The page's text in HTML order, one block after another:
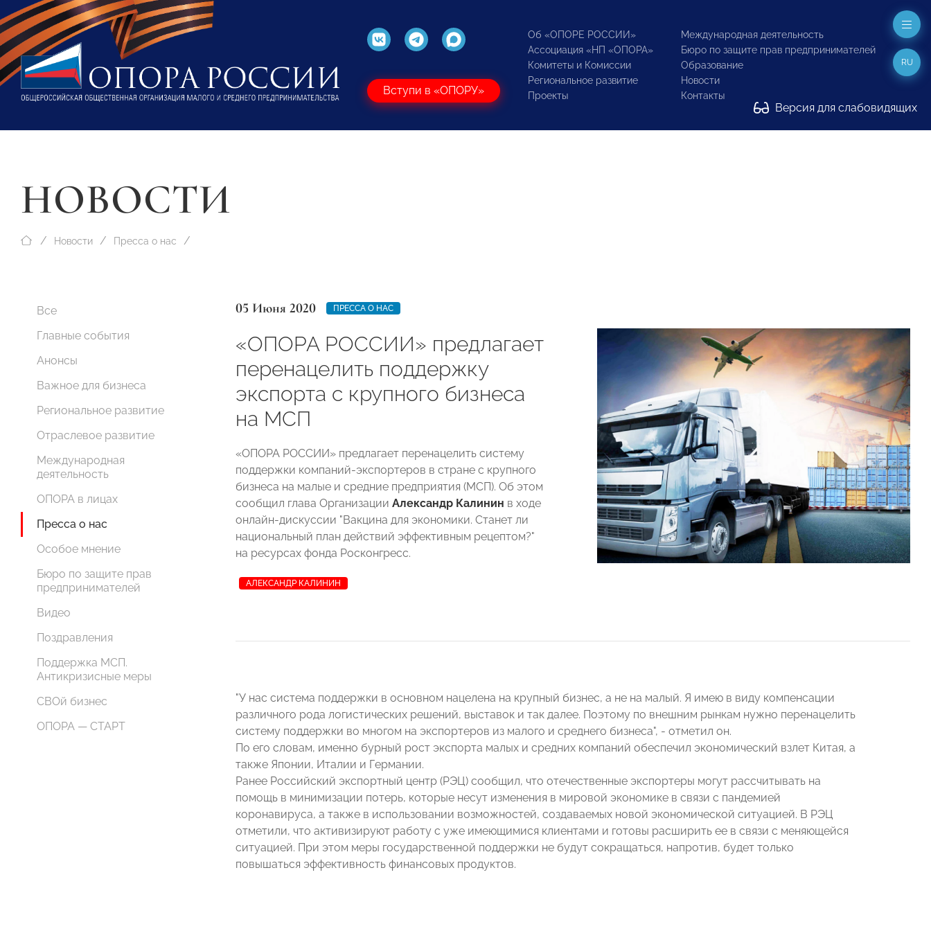
Вступи в «ОПОРУ»
Об «ОПОРЕ РОССИИ»
Ассоциация «НП «ОПОРА»
Комитеты и Комиссии
Региональное развитие
Проекты
Международная деятельность
Бюро по защите прав предпринимателей
Образование
Новости
Контакты
Версия для слабовидящих
RU
НОВОСТИ
Новости Пресса о нас
Все
Главные события
Анонсы
Важное для бизнеса
Региональное развитие
Отраслевое развитие
Международная
деятельность
ОПОРА в лицах
Пресса о нас
Особое мнение
Бюро по защите прав
предпринимателей
Видео
Поздравления
Поддержка МСП.
Антикризисные меры
СВОй бизнес
ОПОРА — СТАРТ
05 Июня 2020 ПРЕССА О НАС
«ОПОРА РОССИИ» предлагает
перенацелить поддержку
экспорта с крупного бизнеса
на МСП
«ОПОРА РОССИИ» предлагает перенацелить систему
поддержки компаний-экспортеров в стране с крупного
бизнеса на малые и средние предприятия (МСП). Об этом
сообщил глава Организации Александр Калинин в ходе
онлайн-дискуссии "Вакцина для экономики. Станет ли
национальный план действий эффективным рецептом?"
на ресурсах фонда Росконгресс.
АЛЕКСАНДР КАЛИНИН
"У нас система поддержки в основном нацелена на крупный бизнес, а не на малый. Я имею в виду компенсации
различного рода логистических решений, выставок и так далее. Поэтому по внешним рынкам нужно перенацелить
систему поддержки во многом на экспортеров из малого и среднего бизнеса", - отметил он.
По его словам, именно бурный рост экспорта малых и средних компаний обеспечил экономический взлет Китая, а
также Японии, Италии и Германии.
Ранее Российский экспортный центр (РЭЦ) сообщил, что отечественные экспортеры могут рассчитывать на
помощь в минимизации потерь, которые несут изменения в мировой экономике в связи с пандемией
коронавируса, а также в использовании возможностей, создаваемых новой экономической ситуацией. В РЭЦ
отметили, что активизируют работу с уже имеющимися клиентами и готовы расширить ее в связи с меняющейся
ситуацией. При этом меры государственной поддержки не будут сокращаться, напротив, будет только
повышаться эффективность финансовых продуктов.